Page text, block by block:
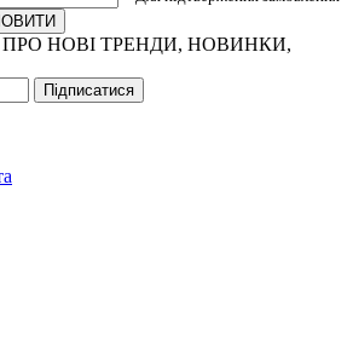
НОВІ ТРЕНДИ, НОВИНКИ,